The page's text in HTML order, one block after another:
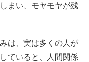
まい、モヤモヤが残
は、実は多くの人が
ていると、人間関係